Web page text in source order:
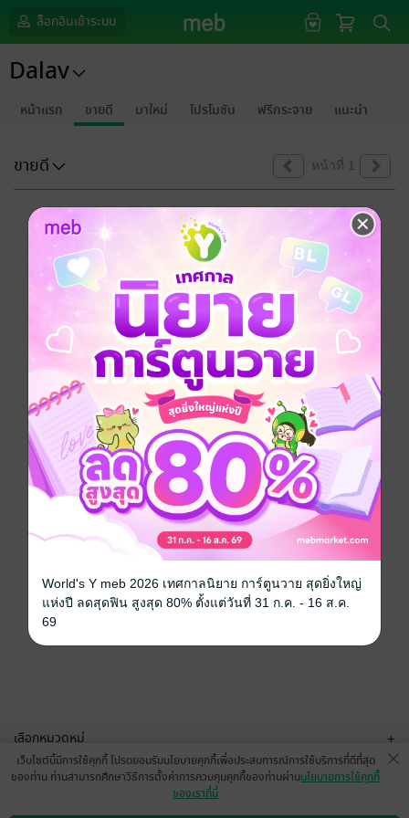
ล็อกอินเข้าระบบ
Dalav
หน้าแรก ขายดี มาใหม่ โปรโมชัน ฟรีกระจาย แนะนำ
ขายดี หน้าที่ 1
ขออภัยด้วยนะคะ
ไม่พบข้อมูลในหัวข้อที่คุณกำลังชมค่ะ
เลือกหมวดหมู่ +
บริการช่วยเหลือ
เว็บไซต์นี้มีการใช้คุกกี้ โปรดยอมรับนโยบายคุกกี้เพื่อประสบการณ์การใช้บริการที่ดีที่สุด
ของท่าน ท่านสามารถศึกษาวิธีการตั้งค่าการควบคุมคุกกี้ของท่านผ่านนโยบายการใช้คุกกี้
ของเราที่นี่
World's Y meb 2026 เทศกาลนิยาย การ์ตูนวาย สุดยิ่งใหญ่
แห่งปี ลดสุดฟิน สูงสุด 80% ตั้งแต่วันที่ 31 ก.ค. - 16 ส.ค.
69